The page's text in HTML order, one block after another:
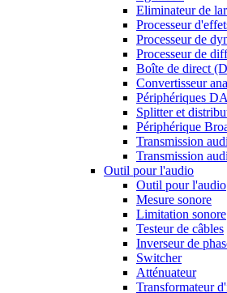
Eliminateur de
Processeur
Processeur de
Processeur de
Boîte de direct
Convertisseur
Périphériques
Splitter et
Périphérique
Transmission
Transmission
Outil pour l'audio
Outil pour l'audio
Mesure sonore
Limitation sonore
Testeur de câbles
Inverseur de
Switcher
Atténuateur
Transformateur